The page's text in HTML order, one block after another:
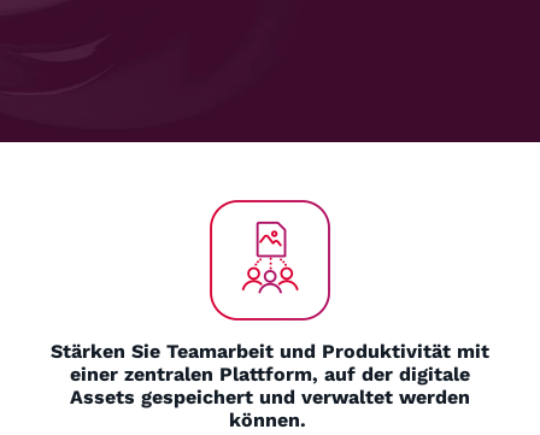
Stärken Sie Teamarbeit und Produktivität mit
einer zentralen Plattform, auf der digitale
Assets gespeichert und verwaltet werden
können.